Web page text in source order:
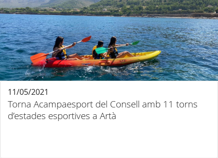
Torna Acampaesport del Consell amb 11 torns
d’estades esportives a Artà
11/05/2021